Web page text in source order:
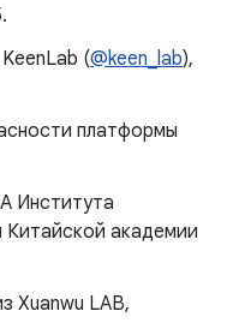
(@keen_lab),
платформы
Института
Китайской академии
Xuanwu LAB,